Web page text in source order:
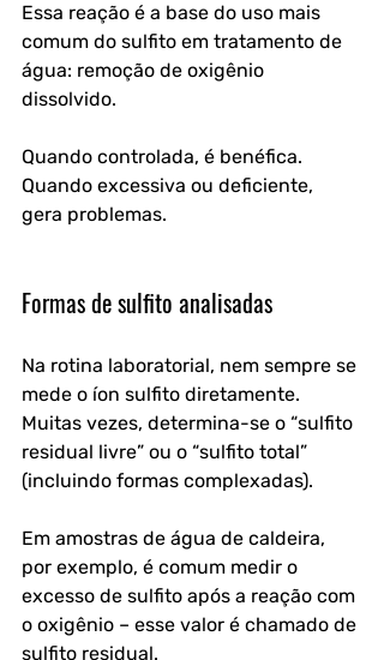
Essa reação é a base do uso mais
comum do sulfito em tratamento de
água: remoção de oxigênio
dissolvido.
Quando controlada, é benéfica.
Quando excessiva ou deficiente,
gera problemas.
Formas de sulfito analisadas
Na rotina laboratorial, nem sempre se
mede o íon sulfito diretamente.
Muitas vezes, determina-se o “sulfito
residual livre” ou o “sulfito total”
(incluindo formas complexadas).
Em amostras de água de caldeira,
por exemplo, é comum medir o
excesso de sulfito após a reação com
o oxigênio – esse valor é chamado de
sulfito residual.